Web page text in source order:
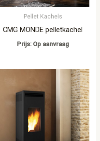
Pellet Kachels
CMG MONDE pelletkachel
Prijs: Op aanvraag